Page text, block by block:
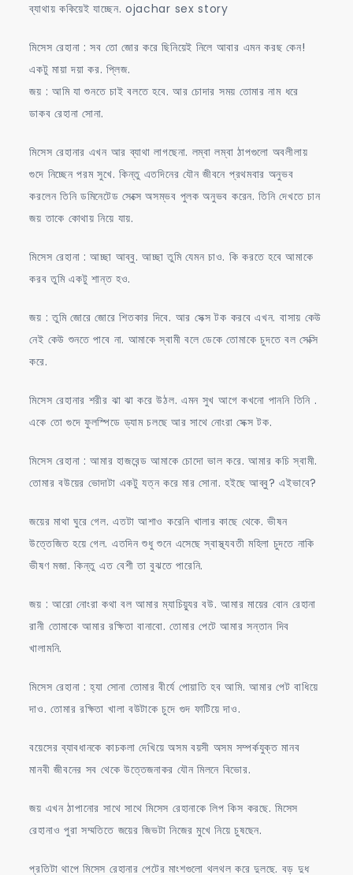
ব্যাথায় ককিয়েই যাচ্ছেন. ojachar sex story
মিসেস রেহানা : সব তো জোর করে ছিনিয়েই নিলে আবার এমন করছ কেন!
একটু মায়া দয়া কর. প্লিজ.
জয় : আমি যা শুনতে চাই বলতে হবে. আর চোদার সময় তোমার নাম ধরে
ডাকব রেহানা সোনা.
মিসেস রেহানার এখন আর ব্যাথা লাগছেনা. লম্বা লম্বা ঠাপগুলো অবলীলায়
গুদে নিচ্ছেন পরম সুখে. কিন্তু এতদিনের যৌন জীবনে প্রথমবার অনুভব
করলেন তিনি ডমিনেটেড সেক্সে অসম্ভব পুলক অনুভব করেন. তিনি দেখতে চান
জয় তাকে কোথায় নিয়ে যায়.
মিসেস রেহানা : আচ্ছা আব্বু. আচ্ছা তুমি যেমন চাও. কি করতে হবে আমাকে
করব তুমি একটু শান্ত হও.
জয় : তুমি জোরে জোরে শিতকার দিবে. আর সেক্স টক করবে এখন. বাসায় কেউ
নেই কেউ শুনতে পাবে না. আমাকে স্বামী বলে ডেকে তোমাকে চুদতে বল সেক্সি
করে.
মিসেস রেহানার শরীর ঝা ঝা করে উঠল. এমন সুখ আগে কখনো পাননি তিনি .
একে তো গুদে ফুলস্পিডে ড্যাম চলছে আর সাথে নোংরা সেক্স টক.
মিসেস রেহানা : আমার হাজবেন্ড আমাকে চোদো ভাল করে. আমার কচি স্বামী.
তোমার বউয়ের ভোদাটা একটু যত্ন করে মার সোনা. হইছে আব্বু? এইভাবে?
জয়ের মাথা ঘুরে গেল. এতটা আশাও করেনি খালার কাছে থেকে. ভীষন
উত্তেজিত হয়ে গেল. এতদিন শুধু শুনে এসেছে স্বাস্থ্যবতী মহিলা চুদতে নাকি
ভীষণ মজা. কিন্তু এত বেশী তা বুঝতে পারেনি.
জয় : আরো নোংরা কথা বল আমার ম্যাচিয়্যুর বউ. আমার মায়ের বোন রেহানা
রানী তোমাকে আমার রক্ষিতা বানাবো. তোমার পেটে আমার সন্তান দিব
খালামনি.
মিসেস রেহানা : হ্যা সোনা তোমার বীর্যে পোয়াতি হব আমি. আমার পেট বাধিয়ে
দাও. তোমার রক্ষিতা খালা বউটাকে চুদে গুদ ফাটিয়ে দাও.
বয়েসের ব্যাবধানকে কাচকলা দেখিয়ে অসম বয়সী অসম সম্পর্কযুক্ত মানব
মানবী জীবনের সব থেকে উত্তেজনাকর যৌন মিলনে বিভোর.
জয় এখন ঠাপানোর সাথে সাথে মিসেস রেহানাকে লিপ কিস করছে. মিসেস
রেহানাও পুরা সম্মতিতে জয়ের জিভটা নিজের মুখে নিয়ে চুষছেন.
প্রতিটা থাপে মিসেস রেহানার পেটের মাংশগুলো থলথল করে দুলছে. বড় দুধ